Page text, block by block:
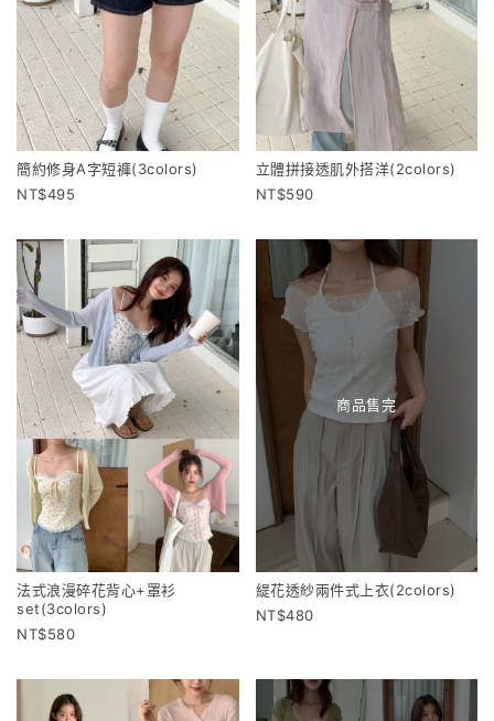
簡約修身A字短褲(3colors)
495
立體拼接透肌外搭洋(2colors)
590
法式浪漫碎花背心+罩衫
set(3colors)
580
商品售完
緹花透紗兩件式上衣(2colors)
480